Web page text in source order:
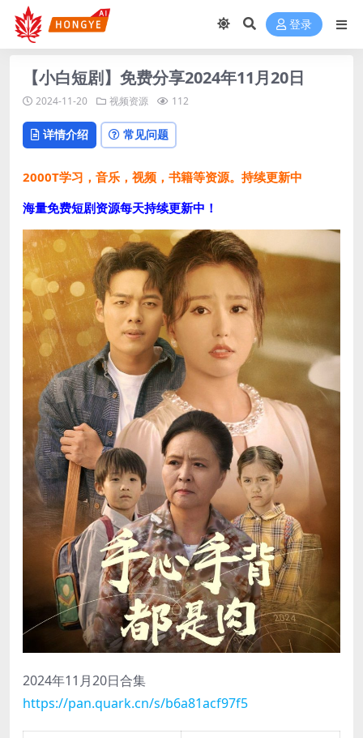
登录
【小白短剧】免费分享2024年11月20日
2024-11-20 视频资源 112
详情介绍 常见问题
2000T学习，音乐，视频，书籍等资源。持续更新中
海量免费短剧资源每天持续更新中！
2024年11月20日合集
https://pan.quark.cn/s/b6a81acf97f5